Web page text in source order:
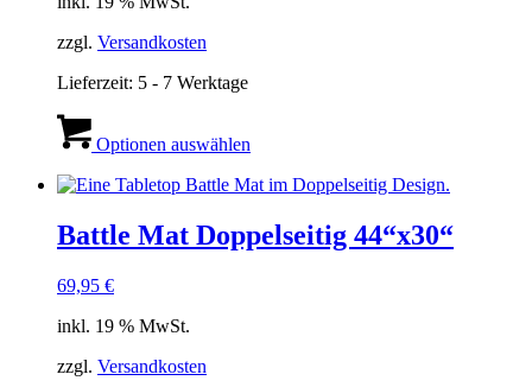
zzgl. Versandkosten
Lieferzeit: 5 - 7 Werktage
Optionen auswählen
Battle Mat Doppelseitig 44“x30“
69,95 €
inkl. 19 % MwSt.
zzgl. Versandkosten